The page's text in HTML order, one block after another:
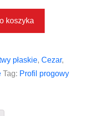
koszyka
płaskie, Cezar,
Tag: Profil progowy